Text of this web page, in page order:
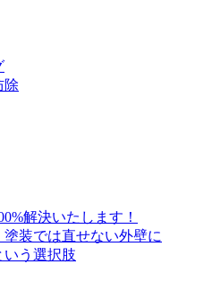
除
解決いたします！
装では直せない外壁に
いう選択肢